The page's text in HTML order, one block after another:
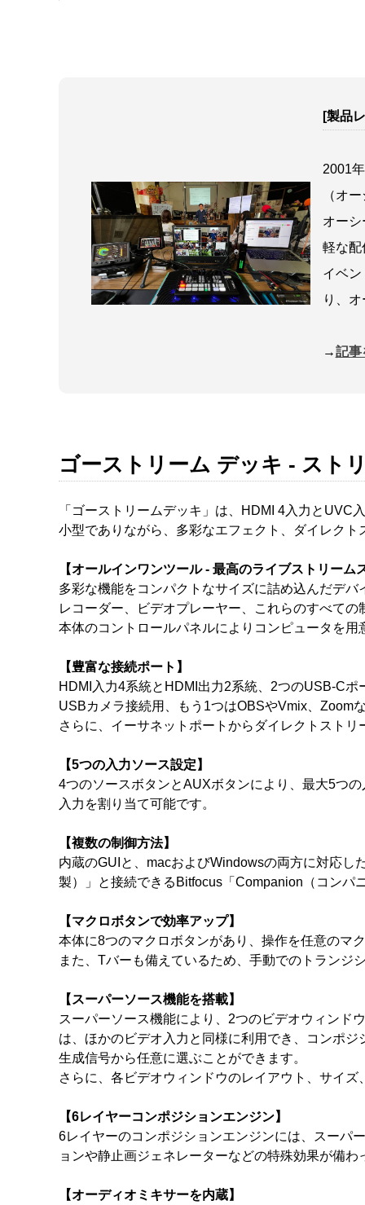
[製品
2001
（オ
オー
軽な配
イベ
り、
→記事
ゴーストリーム デッキ - スト
「ゴーストリームデッキ」は、HDMI 4入力とUVC
小型でありながら、多彩なエフェクト、ダイレク
【オールインワンツール - 最高のライブストリーム
多彩な機能をコンパクトなサイズに詰め込んだデ
レコーダー、ビデオプレーヤー、これらのすべての
本体のコントロールパネルによりコンピュータを
【豊富な接続ポート】
HDMI入力4系統とHDMI出力2系統、2つのUSB-C
USBカメラ接続用、もう1つはOBSやVmix、Zoom
さらに、イーサネットポートからダイレクトスト
【5つの入力ソース設定】
4つのソースボタンとAUXボタンにより、最大5つ
入力を割り当て可能です。
【複数の制御方法】
内蔵のGUIと、macおよびWindowsの両方に対応し
製）」と接続できるBitfocus「Companion（コンパ
【マクロボタンで効率アップ】
本体に8つのマクロボタンがあり、操作を任意のマ
また、Tバーも備えているため、手動でのトランジ
【スーパーソース機能を搭載】
スーパーソース機能により、2つのビデオウィンド
は、ほかのビデオ入力と同様に利用でき、コンポ
生成信号から任意に選ぶことができます。
さらに、各ビデオウィンドウのレイアウト、サイ
【6レイヤーコンポジションエンジン】
6レイヤーのコンポジションエンジンには、スーパ
ョンや静止画ジェネレーターなどの特殊効果が備
【オーディオミキサーを内蔵】